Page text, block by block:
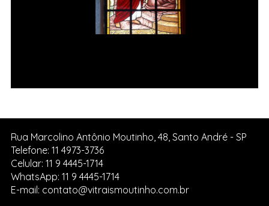
Rua Marcolino Antônio Moutinho, 48, Santo André - SP
Telefone: 11 4973-3736
Celular: 11 9 4445-1714
WhatsApp: 11 9 4445-1714
E-mail: contato@vitraismoutinho.com.br